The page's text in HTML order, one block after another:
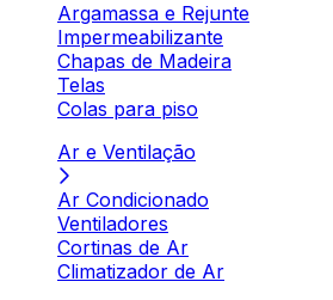
Argamassa e Rejunte
Impermeabilizante
Chapas de Madeira
Telas
Colas para piso
Ar e Ventilação
Ar Condicionado
Ventiladores
Cortinas de Ar
Climatizador de Ar